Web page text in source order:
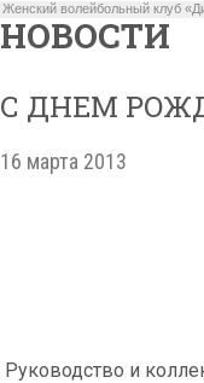
Женский волейбольный клуб
НОВОСТИ
С ДНЕМ
16 марта 2013
Руководство и